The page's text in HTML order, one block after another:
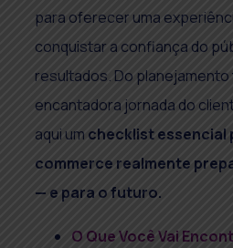
para oferecer uma
conquistar a confiança do
resultados. Do planejamento
encantadora jornada do
aqui um checklist essencial
commerce realmente
— e para o futuro.
O Que Você Vai